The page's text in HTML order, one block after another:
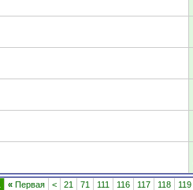
« Первая < 21 71 111 116 117 118 119